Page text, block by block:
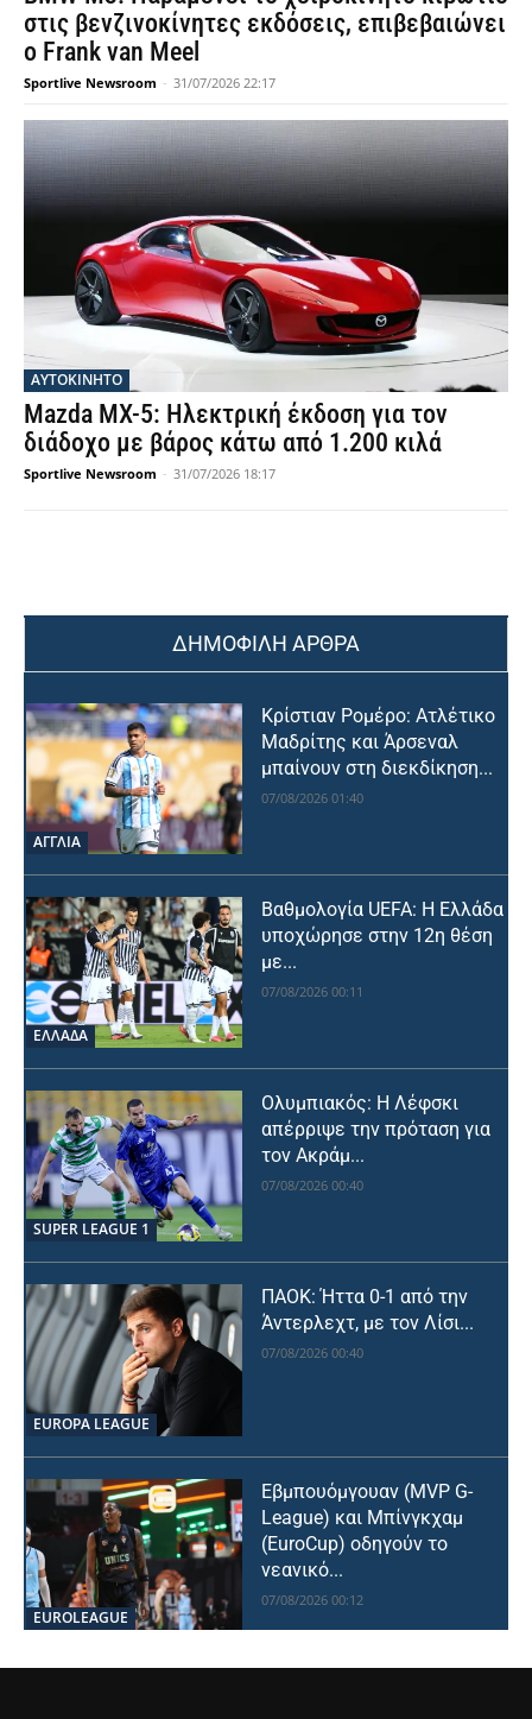
στις βενζινοκίνητες εκδόσεις, επιβεβαιώνει
ο Frank van Meel
Sportlive Newsroom - 31/07/2026 22:17
ΑΥΤΟΚΙΝΗΤΟ
Mazda MX-5: Ηλεκτρική έκδοση για τον
διάδοχο με βάρος κάτω από 1.200 κιλά
Sportlive Newsroom - 31/07/2026 18:17
ΔΗΜΟΦΙΛΗ ΑΡΘΡΑ
ΑΓΓΛΙΑ
Κρίστιαν Ρομέρο: Ατλέτικο
Μαδρίτης και Άρσεναλ
μπαίνουν στη διεκδίκηση...
07/08/2026 01:40
ΕΛΛΑΔΑ
Βαθμολογία UEFA: Η Ελλάδα
υποχώρησε στην 12η θέση
με...
07/08/2026 00:11
SUPER LEAGUE 1
Ολυμπιακός: Η Λέφσκι
απέρριψε την πρόταση για
τον Ακράμ...
07/08/2026 00:40
EUROPA LEAGUE
ΠΑΟΚ: Ήττα 0-1 από την
Άντερλεχτ, με τον Λίσι...
07/08/2026 00:40
EUROLEAGUE
Εβμπουόμγουαν (MVP G-
League) και Μπίνγκχαμ
(EuroCup) οδηγούν το
νεανικό...
07/08/2026 00:12